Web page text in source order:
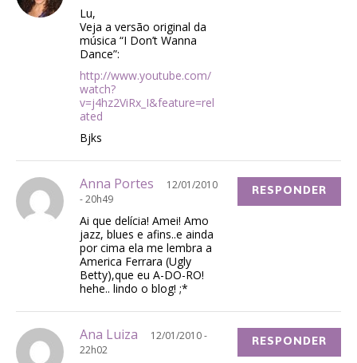
Lu,
Veja a versão original da
música “I Don’t Wanna
Dance”:
http://www.youtube.com/
watch?
v=j4hz2ViRx_I&feature=rel
ated
Bjks
Anna Portes
12/01/2010
- 20h49
Ai que delícia! Amei! Amo
jazz, blues e afins..e ainda
por cima ela me lembra a
America Ferrara (Ugly
Betty),que eu A-DO-RO!
hehe.. lindo o blog! ;*
RESPONDER
Ana Luiza
12/01/2010 -
22h02
RESPONDER